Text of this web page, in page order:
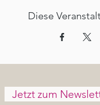
Diese
Jetzt zum